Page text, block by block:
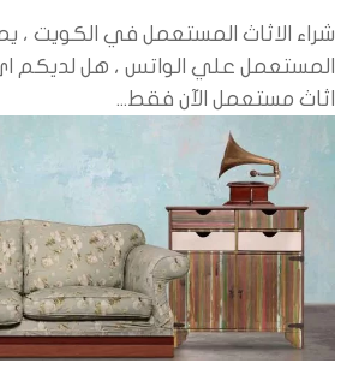
شراء الاثاث المستعمل في الكويت ،
المستعمل علي الواتس ، هل لديكم
اثاث مستعمل الآن فقط...